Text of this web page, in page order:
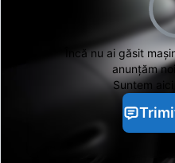
Încă nu ai găsit
anunțăm
Suntem